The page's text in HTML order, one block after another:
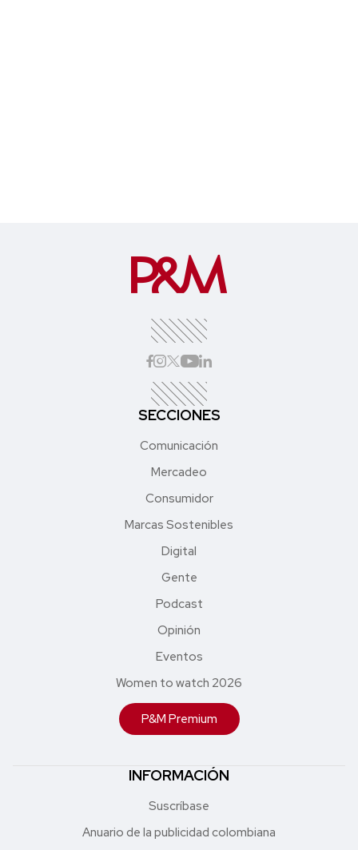
SECCIONES
Comunicación
Mercadeo
Consumidor
Marcas Sostenibles
Digital
Gente
Podcast
Opinión
Eventos
Women to watch 2026
P&M Premium
INFORMACIÓN
Suscríbase
Anuario de la publicidad colombiana